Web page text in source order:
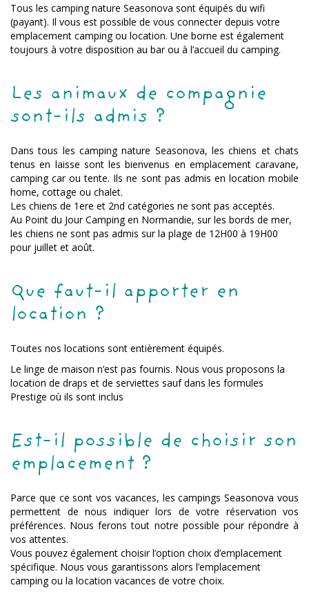
Tous les camping nature Seasonova sont équipés du wifi
(payant). Il vous est possible de vous connecter depuis votre
emplacement camping ou location. Une borne est également
toujours à votre disposition au bar ou à l’accueil du camping.
Les animaux de compagnie
sont-ils admis ?
Dans tous les camping nature Seasonova, les chiens et chats
tenus en laisse sont les bienvenus en emplacement caravane,
camping car ou tente. Ils ne sont pas admis en location mobile
home, cottage ou chalet.
Les chiens de 1ere et 2nd catégories ne sont pas acceptés.
Au Point du Jour Camping en Normandie, sur les bords de mer,
les chiens ne sont pas admis sur la plage de 12H00 à 19H00
pour juillet et août.
Que faut-il apporter en
location ?
Toutes nos locations sont entièrement équipés.
Le linge de maison n’est pas fournis. Nous vous proposons la
location de draps et de serviettes sauf dans les formules
Prestige où ils sont inclus
Est-il possible de choisir son
emplacement ?
Parce que ce sont vos vacances, les campings Seasonova vous
permettent de nous indiquer lors de votre réservation vos
préférences. Nous ferons tout notre possible pour répondre à
vos attentes.
Vous pouvez également choisir l’option choix d’emplacement
spécifique. Nous vous garantissons alors l’emplacement
camping ou la location vacances de votre choix.